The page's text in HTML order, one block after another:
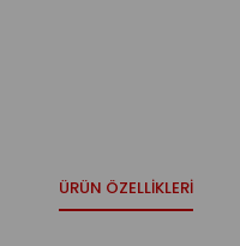
ÜRÜN ÖZELLIKLERI